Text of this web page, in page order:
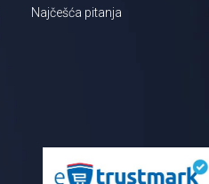
Najčešća pitanja